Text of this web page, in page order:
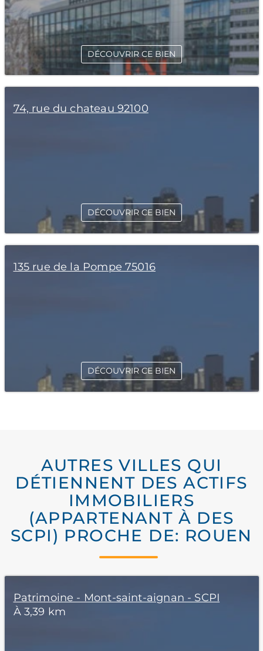
DÉCOUVRIR CE BIEN
74, rue du chateau 92100
DÉCOUVRIR CE BIEN
135 rue de la Pompe 75016
DÉCOUVRIR CE BIEN
AUTRES VILLES QUI
DÉTIENNENT DES ACTIFS
IMMOBILIERS
(APPARTENANT À DES
SCPI) PROCHE DE: ROUEN
Patrimoine - Mont-saint-aignan - SCPI
À 3,39 km